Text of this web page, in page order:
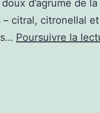
d’agrume de
citral, citronellal
Poursuivre la